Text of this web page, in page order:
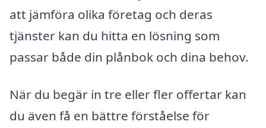
att jämföra olika företag och deras
tjänster kan du hitta en lösning som
passar både din plånbok och dina behov.
När du begär in tre eller fler offertar kan
du även få en bättre förståelse för